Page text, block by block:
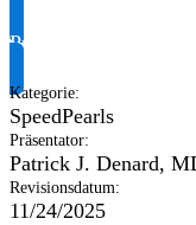
Produktinformationen
Kategorie:
SpeedPearls
Präsentator:
Patrick J. Denard,
Revisionsdatum:
11/24/2025